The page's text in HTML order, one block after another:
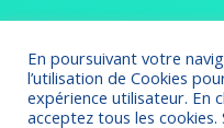
Politique
En poursuivant votre
l’utilisation de Cookies
expérience utilisateur. En
acceptez tous les cookies.